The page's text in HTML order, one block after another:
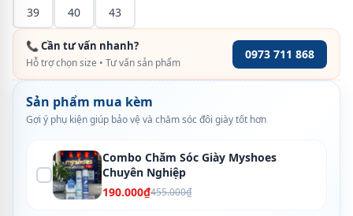
39 40 43
📞 Cần tư vấn nhanh?
Hỗ trợ chọn size • Tư vấn sản phẩm
0973 711 868
Sản phẩm mua kèm
Gợi ý phụ kiện giúp bảo vệ và chăm sóc đôi giày tốt hơn
Combo Chăm Sóc Giày Myshoes
Chuyên Nghiệp
190.000₫455.000₫